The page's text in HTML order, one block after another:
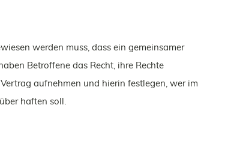
werden muss, dass ein gemeinsamer
Betroffene das Recht, ihre Rechte
aufnehmen und hierin festlegen, wer im
haften soll.